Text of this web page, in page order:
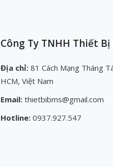
Công Ty TNHH Thiết Bị
Địa chỉ: 81 Cách Mạng Tháng
HCM, Việt Nam
Email: thietbibms@gmail.com
Hotline: 0937.927.547